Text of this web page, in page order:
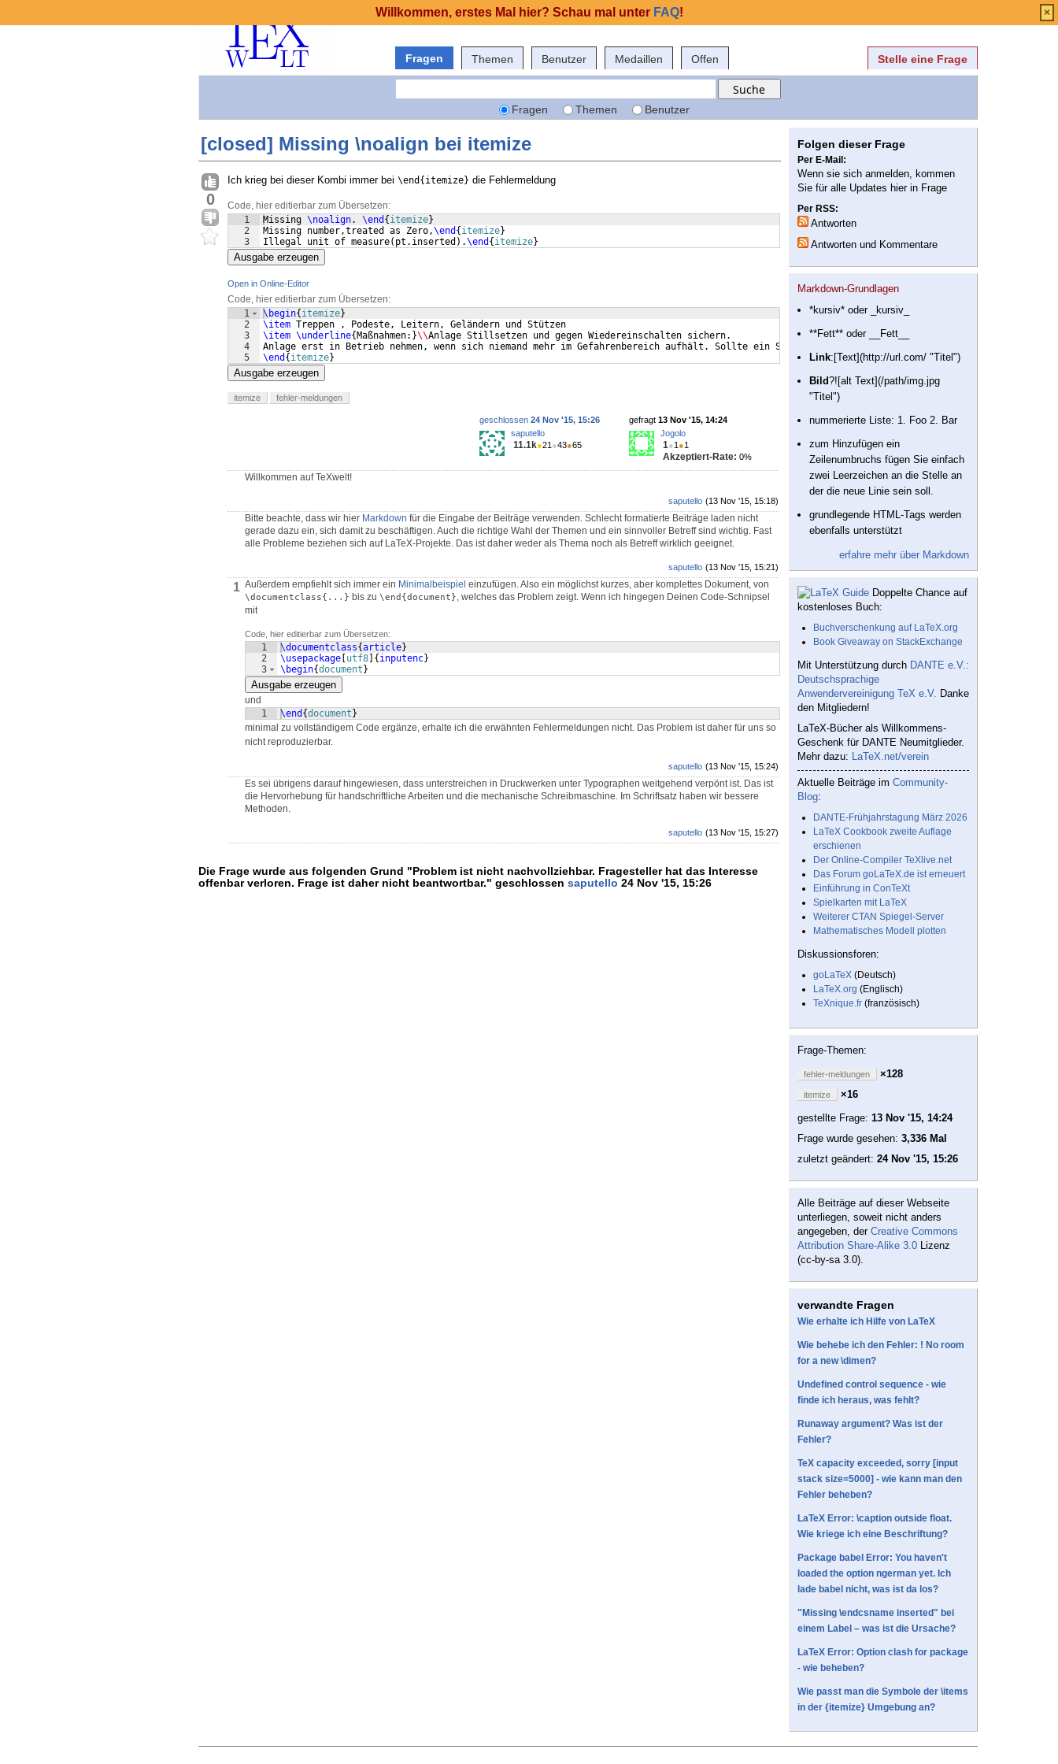
Fragen Themen Benutzer Medaillen Offen Stelle eine Frage
Fragen Themen Benutzer
[closed] Missing \noalign bei itemize
0
Ich krieg bei dieser Kombi immer bei \end{itemize} die Fehlermeldung
Code, hier editierbar zum Übersetzen:
1
2
3
Missing \noalign. \end { itemize}
Missing number,treated as Zero,\end { itemize}
Illegal unit of measure( pt.inserted ) .\end { itemize}
Ausgabe erzeugen
Open in Online-Editor
Code, hier editierbar zum Übersetzen:
1
2
3
4
5
\begin{ itemize}
\item Treppen , Podeste, Leitern, Geländern und Stützen
\item \underline{ Maßnahmen: }\\Anlage Stillsetzen und gegen Wiedereinschalten sichern.
Anlage erst in Betrieb nehmen, wenn sich niemand mehr im Gefahrenbereich aufhält. Sollte ein Sicherheitsschalter betätigt worden sein, darf
\end { itemize}
Ausgabe erzeugen
itemize fehler-meldungen
gefragt 13 Nov '15, 14:24
Jogolo
1●1 ●1
Akzeptiert-Rate: 0%
geschlossen 24 Nov '15, 15:26
saputello
11.1k●21 ●43●65
Willkommen auf TeXwelt!
(13 Nov '15, 15:18)
saputello
Bitte beachte, dass wir hier Markdown für die Eingabe der Beiträge verwenden. Schlecht formatierte Beiträge laden nicht
gerade dazu ein, sich damit zu beschäftigen. Auch die richtige Wahl der Themen und ein sinnvoller Betreff sind wichtig. Fast
alle Probleme beziehen sich auf LaTeX-Projekte. Das ist daher weder als Thema noch als Betreff wirklich geeignet.
(13 Nov '15, 15:21)
saputello
1 Außerdem empfiehlt sich immer ein Minimalbeispiel einzufügen. Also ein möglichst kurzes, aber komplettes Dokument, von
\documentclass{...} bis zu \end{document}, welches das Problem zeigt. Wenn ich hingegen Deinen Code-Schnipsel
mit
Code, hier editierbar zum Übersetzen:
1
2
3
\documentclass{article}
\usepackage utf8 { inputenc}
\begin{document }
Ausgabe erzeugen
und
1
\end {document }
minimal zu vollständigem Code ergänze, erhalte ich die erwähnten Fehlermeldungen nicht. Das Problem ist daher für uns so
nicht reproduzierbar.
(13 Nov '15, 15:24)
saputello
Es sei übrigens darauf hingewiesen, dass unterstreichen in Druckwerken unter Typographen weitgehend verpönt ist. Das ist
die Hervorhebung für handschriftliche Arbeiten und die mechanische Schreibmaschine. Im Schriftsatz haben wir bessere
Methoden.
(13 Nov '15, 15:27)
saputello
Die Frage wurde aus folgenden Grund "Problem ist nicht nachvollziehbar. Fragesteller hat das Interesse
offenbar verloren. Frage ist daher nicht beantwortbar." geschlossen saputello 24 Nov '15, 15:26
Folgen dieser Frage
Per E-Mail:
Wenn sie sich anmelden, kommen
Sie für alle Updates hier in Frage
Per RSS:
Antworten
Antworten und Kommentare
Markdown-Grundlagen
*kursiv* oder _kursiv_
**Fett** oder __Fett__
Link:[Text](http://url.com/ "Titel")
Bild?![alt Text](/path/img.jpg
"Titel")
nummerierte Liste: 1. Foo 2. Bar
zum Hinzufügen ein
Zeilenumbruchs fügen Sie einfach
zwei Leerzeichen an die Stelle an
der die neue Linie sein soll.
grundlegende HTML-Tags werden
ebenfalls unterstützt
erfahre mehr über Markdown
Doppelte Chance auf
kostenloses Buch:
Buchverschenkung auf LaTeX.org
Book Giveaway on StackExchange
Mit Unterstützung durch DANTE e.V.:
Deutschsprachige
Anwendervereinigung TeX e.V. Danke
den Mitgliedern!
LaTeX-Bücher als Willkommens-
Geschenk für DANTE Neumitglieder.
Mehr dazu: LaTeX.net/verein
Aktuelle Beiträge im Community-
Blog:
DANTE-Frühjahrstagung März 2026
LaTeX Cookbook zweite Auflage
erschienen
Der Online-Compiler TeXlive.net
Das Forum goLaTeX.de ist erneuert
Einführung in ConTeXt
Spielkarten mit LaTeX
Weiterer CTAN Spiegel-Server
Mathematisches Modell plotten
Diskussionsforen:
goLaTeX (Deutsch)
LaTeX.org (Englisch)
TeXnique.fr (französisch)
Frage-Themen:
fehler-meldungen ×128
itemize
×16
gestellte Frage: 13 Nov '15, 14:24
Frage wurde gesehen: 3,336 Mal
zuletzt geändert: 24 Nov '15, 15:26
Alle Beiträge auf dieser Webseite
unterliegen, soweit nicht anders
angegeben, der Creative Commons
Attribution Share-Alike 3.0 Lizenz
(cc-by-sa 3.0).
verwandte Fragen
Wie erhalte ich Hilfe von LaTeX
Wie behebe ich den Fehler: ! No room
for a new \dimen?
Undefined control sequence - wie
finde ich heraus, was fehlt?
Runaway argument? Was ist der
Fehler?
TeX capacity exceeded, sorry [input
stack size=5000] - wie kann man den
Fehler beheben?
LaTeX Error: \caption outside float.
Wie kriege ich eine Beschriftung?
Package babel Error: You haven't
loaded the option ngerman yet. Ich
lade babel nicht, was ist da los?
"Missing \endcsname inserted" bei
einem Label – was ist die Ursache?
LaTeX Error: Option clash for package
- wie beheben?
Wie passt man die Symbole der \items
in der {itemize} Umgebung an?
Willkommen, erstes Mal hier? Schau mal unter FAQ! ×